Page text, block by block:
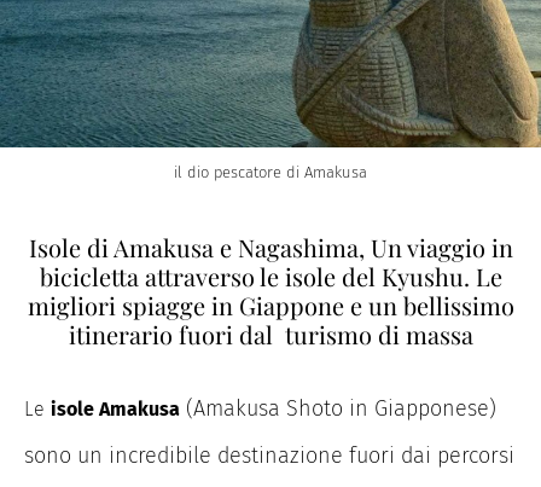
il dio pescatore di Amakusa
Isole di Amakusa e Nagashima, Un viaggio in
bicicletta attraverso le isole del Kyushu. Le
migliori spiagge in Giappone e un bellissimo
itinerario fuori dal turismo di massa
Le isole Amakusa (Amakusa Shoto in Giapponese)
sono un incredibile destinazione fuori dai percorsi